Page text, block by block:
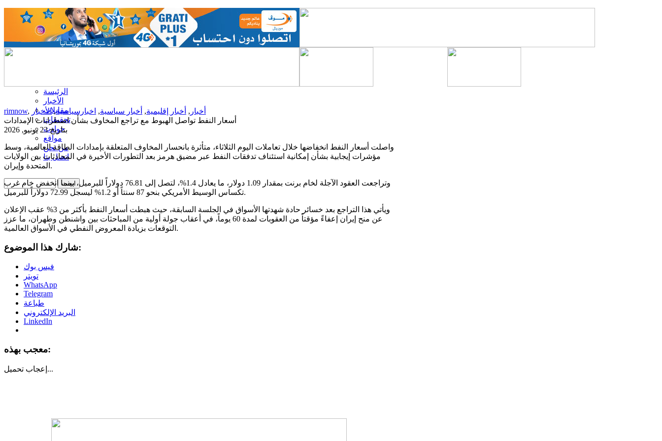
الرئيسة
الأخبار
مقابلات
تحقيقات
حوادث
مواقع
من نحن
اتصل بنا
rimnow, أخبار , أخبار إقليمية, أخبار سياسية, اخبارسياسية,الأخبار
أسعار النفط تواصل الهبوط مع تراجع المخاوف بشأن اضطرابات الإمدادات
بتاريخ 23 يونيو, 2026
واصلت أسعار النفط انخفاضها خلال تعاملات اليوم الثلاثاء، متأثرة بانحسار المخاوف المتعلقة بإمدادات الطاقة العالمية، وسط
مؤشرات إيجابية بشأن إمكانية استئناف تدفقات النفط عبر مضيق هرمز بعد التطورات الأخيرة في المحادثات بين الولايات
المتحدة وإيران.
وتراجعت العقود الآجلة لخام برنت بمقدار 1.09 دولار، ما يعادل 1.4%، لتصل إلى 76.81 دولاراً للبرميل، بينما انخفض خام غرب
تكساس الوسيط الأمريكي بنحو 87 سنتاً أو 1.2% ليسجل 72.99 دولاراً للبرميل.
ويأتي هذا التراجع بعد خسائر حادة شهدتها الأسواق في الجلسة السابقة، حيث هبطت أسعار النفط بأكثر من 3% عقب الإعلان
عن منح إيران إعفاءً مؤقتاً من العقوبات لمدة 60 يوماً، في أعقاب جولة أولية من المباحثات بين واشنطن وطهران، ما عزز
التوقعات بزيادة المعروض النفطي في الأسواق العالمية.
شارك هذا الموضوع:
فيس بوك
تويتر
WhatsApp
Telegram
طباعة
البريد الإلكتروني
LinkedIn
معجب بهذه:
إعجاب تحميل...